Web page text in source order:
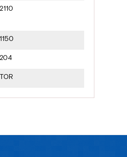
2110
1150
204
TOR